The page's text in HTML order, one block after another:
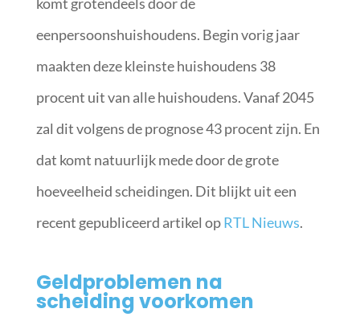
eenpersoonshuishoudens. Begin vorig jaar
maakten deze kleinste huishoudens 38
procent uit van alle huishoudens. Vanaf 2045
zal dit volgens de prognose 43 procent zijn. En
dat komt natuurlijk mede door de grote
hoeveelheid scheidingen. Dit blijkt uit een
recent gepubliceerd artikel opRTL Nieuws.
Geldproblemen na
scheiding voorkomen